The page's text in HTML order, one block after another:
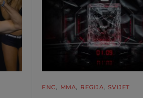
FNC MMA REGIJA SVIJET